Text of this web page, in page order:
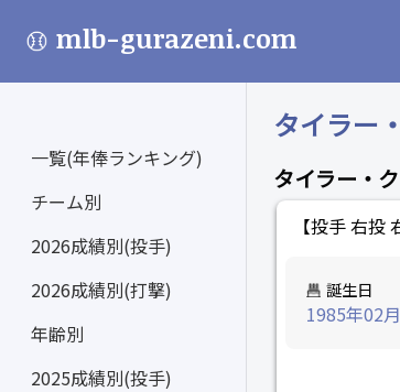
mlb-gurazeni.com
一覧(年俸ランキング)
チーム別
2026成績別(投手)
2026成績別(打撃)
年齢別
2025成績別(投手)
タイラー
タイラー・
【投手 右投
誕生日
1985年02